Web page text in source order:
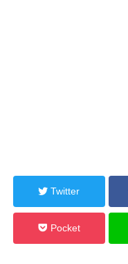
Twitter
Pocket